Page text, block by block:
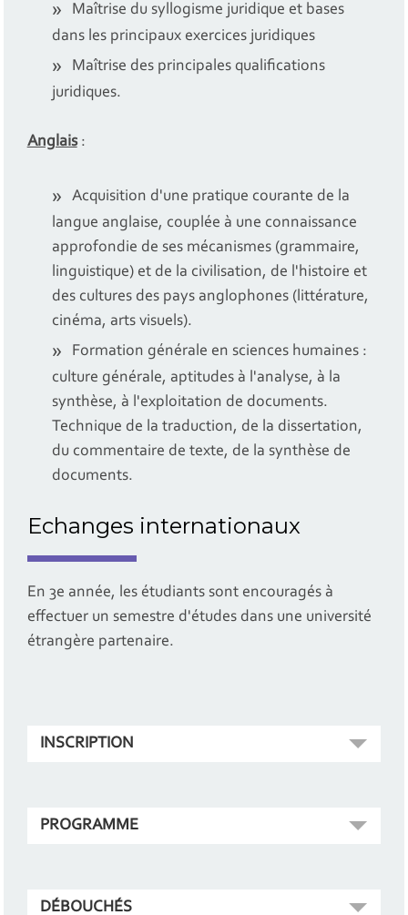
Maîtrise du syllogisme juridique et bases
dans les principaux exercices juridiques
Maîtrise des principales qualifications
juridiques.
Anglais:
Acquisition d'une pratique courante de la
langue anglaise, couplée à une connaissance
approfondie de ses mécanismes (grammaire,
linguistique) et de la civilisation, de l'histoire et
des cultures des pays anglophones (littérature,
cinéma, arts visuels).
Formation générale en sciences humaines :
culture générale, aptitudes à l'analyse, à la
synthèse, à l'exploitation de documents.
Technique de la traduction, de la dissertation,
du commentaire de texte, de la synthèse de
documents.
Echanges internationaux
En 3e année, les étudiants sont encouragés à
effectuer un semestre d'études dans une université
étrangère partenaire.
INSCRIPTION
PROGRAMME
DÉBOUCHÉS